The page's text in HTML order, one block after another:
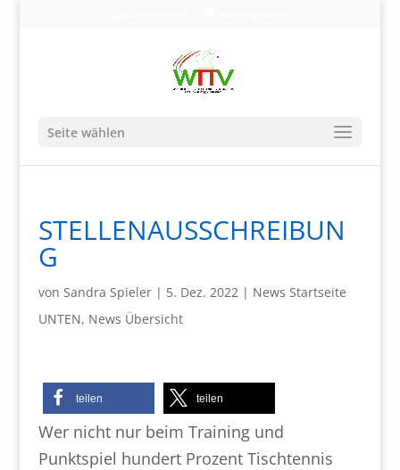
Seite wählen
STELLENAUSSCHREIBUN
G
von Sandra Spieler| 5. Dez. 2022| News Startseite
UNTEN, News Übersicht
teilen teilen
Wer nicht nur beim Training und
Punktspiel hundert Prozent Tischtennis